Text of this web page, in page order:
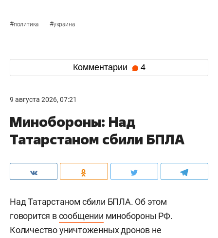
#политика #украина
Комментарии 4
9 августа 2026, 07:21
Минобороны: Над
Татарстаном сбили БПЛА
Над Татарстаном сбили БПЛА. Об этом
говорится всообщении минобороны РФ.
Количество уничтоженных дронов не